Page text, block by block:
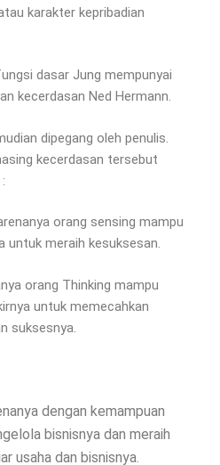
karakter kepribadian
dasar Jung mempunyai
kecerdasan Ned Hermann.
dipegang oleh penulis.
kecerdasan tersebut
orang sensing mampu
untuk meraih kesuksesan.
orang Thinking mampu
untuk memecahkan
suksesnya.
dengan kemampuan
bisnisnya dan meraih
usaha dan bisnisnya.